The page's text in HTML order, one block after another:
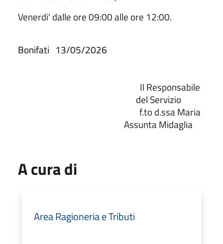
Venerdi' dalle ore 09:00 alle ore 12:00.
Bonifati 13/05/2026
Il Responsabile
del Servizio
f.to d.ssa Maria
Assunta Midaglia
A cura di
Area Ragioneria e Tributi